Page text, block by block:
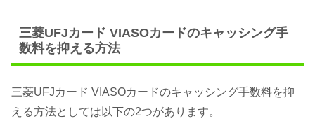
三菱UFJカード VIASOカードのキャッシング手
数料を抑える方法
三菱UFJカード VIASOカードのキャッシング手数料を抑
える方法としては以下の2つがあります。